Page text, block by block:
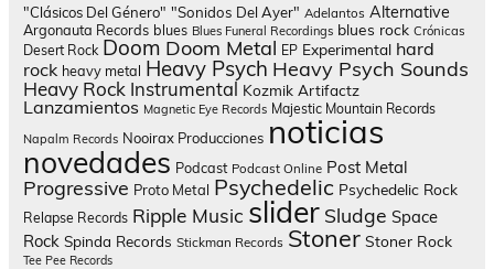
"Clásicos Del Género" "Sonidos Del Ayer" Adelantos Alternative
Argonauta Records blues Blues Funeral Recordings blues rock Crónicas
Desert Rock Doom Doom Metal EP Experimental hard
rock heavy metal Heavy Psych Heavy Psych Sounds
Heavy Rock Instrumental Kozmik Artifactz
Lanzamientos Magnetic Eye Records Majestic Mountain Records
Napalm Records Nooirax Producciones noticias
novedades Podcast Podcast Online Post Metal
Progressive Proto Metal Psychedelic Psychedelic Rock
Relapse Records Ripple Music slider Sludge Space
Rock Spinda Records Stickman Records Stoner Stoner Rock
Tee Pee Records